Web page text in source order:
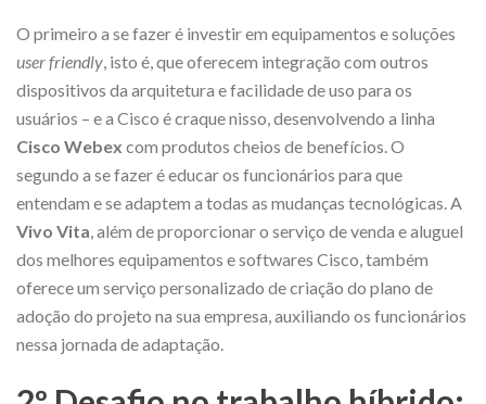
O primeiro a se fazer é investir em equipamentos e soluções
user friendly , isto é, que oferecem integração com outros
dispositivos da arquitetura e facilidade de uso para os
usuários – e a Cisco é craque nisso, desenvolvendo a linha
Cisco Webex com produtos cheios de benefícios. O
segundo a se fazer é educar os funcionários para que
entendam e se adaptem a todas as mudanças tecnológicas. A
Vivo Vita , além de proporcionar o serviço de venda e aluguel
dos melhores equipamentos e softwares Cisco, também
oferece um serviço personalizado de criação do plano de
adoção do projeto na sua empresa, auxiliando os funcionários
nessa jornada de adaptação.